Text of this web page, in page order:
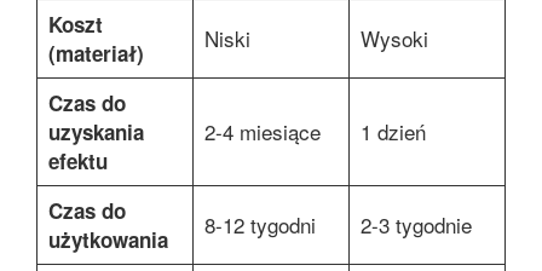
Koszt
(materiał)
Niski Wysoki
Czas do
uzyskania
efektu
2-4 miesiące 1 dzień
Czas do
użytkowania
8-12 tygodni 2-3 tygodnie